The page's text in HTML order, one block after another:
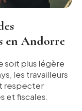
en Andorre
soit plus légère
les travailleurs
respecter
et fiscales.